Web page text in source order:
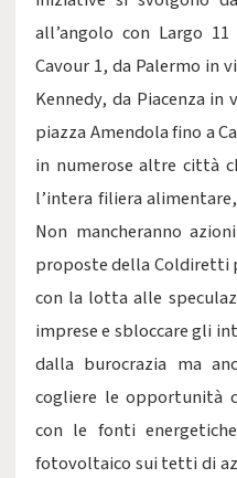
all’angolo con Largo
Cavour 1, da Palermo in
Kennedy, da Piacenza in
piazza Amendola fino a
in numerose altre città
l’intera filiera
Non mancheranno
proposte della Coldiretti
con la lotta alle
imprese e sbloccare gli
dalla burocrazia ma
cogliere le opportunità
con le fonti
fotovoltaico sui tetti di